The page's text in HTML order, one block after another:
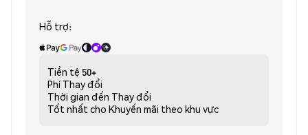
Hỗ trợ:
Tiền tệ 50+
Phí Thay đổi
Thời gian đến Thay đổi
Tốt nhất cho Khuyến mãi theo khu vực